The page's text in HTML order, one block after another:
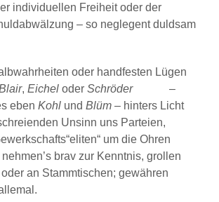
individuellen Freiheit oder der
– so neglegent duldsam
oder handfesten Lügen
,Eichel oderSchröder–
ebenKohl undBlüm – hinters Licht
Unsinn uns Parteien,
um die Ohren
brav zur Kenntnis, grollen
an Stammtischen; gewähren